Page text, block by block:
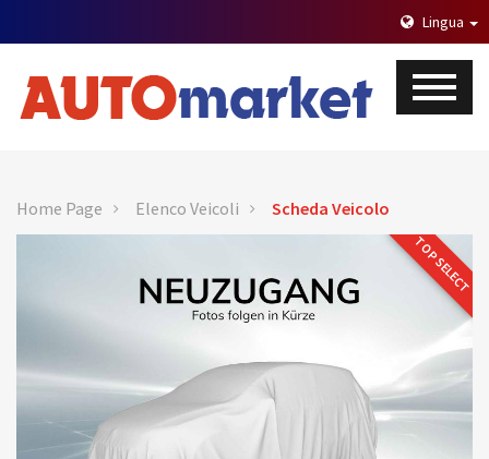
Lingua
Home Page Elenco Veicoli Scheda Veicolo
TOP SELECT